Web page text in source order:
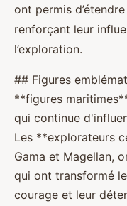
ont permis
renforçant leur
l’exploration.
## Figures
**figures
qui continue
Les **explorateurs
Gama et Magellan,
qui ont transformé
courage et leur